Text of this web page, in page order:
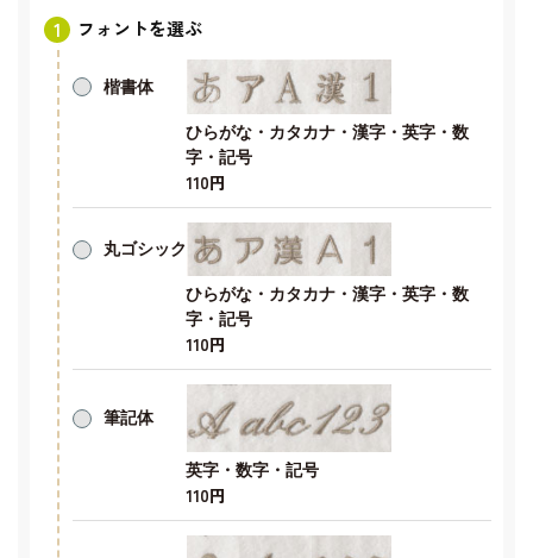
フォントを選ぶ
楷書体
ひらがな・カタカナ・漢字・英字・数
字・記号
110円
丸ゴシック
ひらがな・カタカナ・漢字・英字・数
字・記号
110円
筆記体
英字・数字・記号
110円